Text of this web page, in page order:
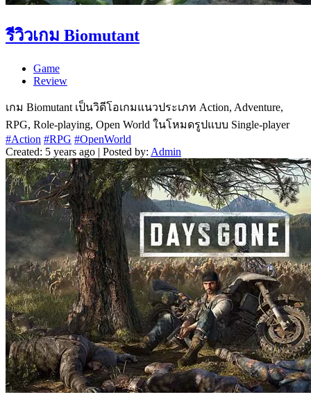
รีวิวเกม Biomutant
Game
Review
เกม Biomutant เป็นวิดีโอเกมแนวประเภท Action, Adventure,
RPG, Role-playing, Open World ในโหมดรูปแบบ Single-player
#Action #RPG #OpenWorld
Created: 5 years ago | Posted by: Admin